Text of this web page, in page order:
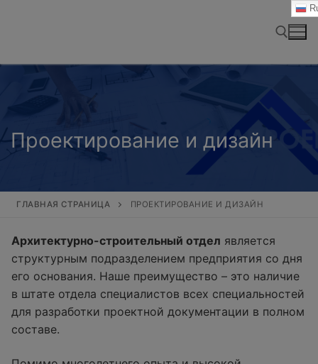
Проектирование и дизайн
ГЛАВНАЯ СТРАНИЦА ПРОЕКТИРОВАНИЕ И ДИЗАЙН
Архитектурно-строительный отдел является
структурным подразделением предприятия со дня
его основания. Наше преимущество – это наличие
в штате отдела специалистов всех специальностей
для разработки проектной документации в полном
составе.